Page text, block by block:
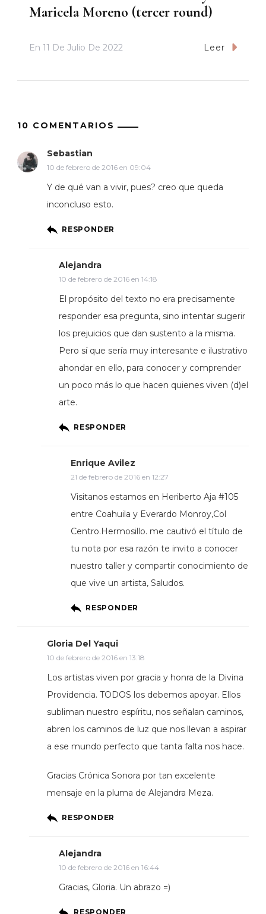
Maricela Moreno (tercer round)
En 11 De Julio De 2022 Leer
10 COMENTARIOS
Sebastian
10 de febrero de 2016 en 09:04
Y de qué van a vivir, pues? creo que queda
inconcluso esto.
RESPONDER
Alejandra
10 de febrero de 2016 en 14:18
El propósito del texto no era precisamente
responder esa pregunta, sino intentar sugerir
los prejuicios que dan sustento a la misma.
Pero sí que sería muy interesante e ilustrativo
ahondar en ello, para conocer y comprender
un poco más lo que hacen quienes viven (d)el
arte.
RESPONDER
Enrique Avilez
21 de febrero de 2016 en 12:27
Visitanos estamos en Heriberto Aja #105
entre Coahuila y Everardo Monroy,Col
Centro.Hermosillo. me cautivó el título de
tu nota por esa razón te invito a conocer
nuestro taller y compartir conocimiento de
que vive un artista, Saludos.
RESPONDER
Gloria Del Yaqui
10 de febrero de 2016 en 13:18
Los artistas viven por gracia y honra de la Divina
Providencia. TODOS los debemos apoyar. Ellos
subliman nuestro espíritu, nos señalan caminos,
abren los caminos de luz que nos llevan a aspirar
a ese mundo perfecto que tanta falta nos hace.
Gracias Crónica Sonora por tan excelente
mensaje en la pluma de Alejandra Meza.
RESPONDER
Alejandra
10 de febrero de 2016 en 16:44
Gracias, Gloria. Un abrazo =)
RESPONDER